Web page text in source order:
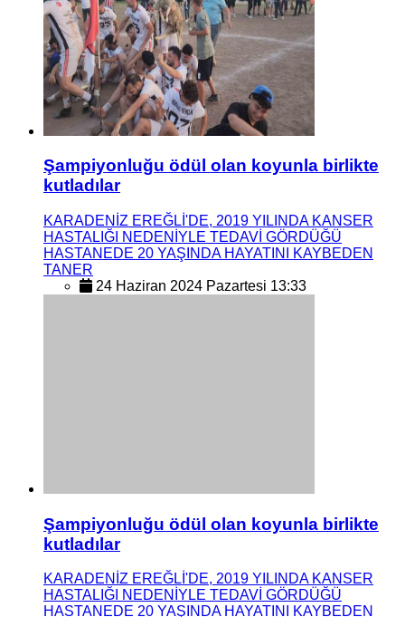
Şampiyonluğu ödül olan koyunla birlikte
kutladılar
KARADENİZ EREĞLİ'DE, 2019 YILINDA KANSER
HASTALIĞI NEDENİYLE TEDAVİ GÖRDÜĞÜ
HASTANEDE 20 YAŞINDA HAYATINI KAYBEDEN
TANER
24 Haziran 2024 Pazartesi 13:33
Şampiyonluğu ödül olan koyunla birlikte
kutladılar
KARADENİZ EREĞLİ'DE, 2019 YILINDA KANSER
HASTALIĞI NEDENİYLE TEDAVİ GÖRDÜĞÜ
HASTANEDE 20 YAŞINDA HAYATINI KAYBEDEN